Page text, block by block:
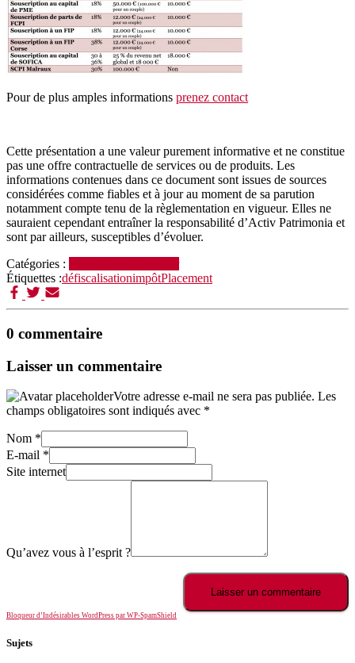
Pour de plus amples informations prenez contact
Cette présentation a une valeur purement informative et ne constitue
pas une offre contractuelle de services ou de produits. Les
informations contenues dans ce document sont issues de sources
considérées comme fiables et à jour au moment de sa parution
notamment compte tenu de la règlementation en vigueur. Elles ne
sauraient cependant entraîner la responsabilité d’Activ Patrimonia et
sont par ailleurs, susceptibles d’évoluer.
Catégories :
Étiquettes :défiscalisationimpôtPlacement
0 commentaire
Laisser un commentaire
Votre adresse e-mail ne sera pas publiée. Les
champs obligatoires sont indiqués avec *
Nom *
E-mail *
Site internet
Qu’avez vous à l’esprit ?
Bloqueur d’Indésirables WordPress par WP-SpamShield
Sujets